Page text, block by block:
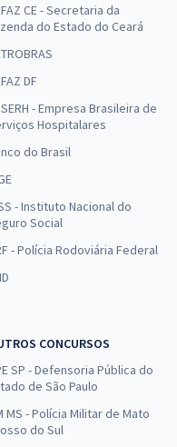
CE - Secretaria da
do Estado do Ceará
DF
- Empresa Brasileira de
Hospitalares
do Brasil
- Instituto Nacional do
Social
- Polícia Rodoviária Federal
CONCURSOS
SP - Defensoria Pública do
de São Paulo
MS - Polícia Militar de Mato
do Sul